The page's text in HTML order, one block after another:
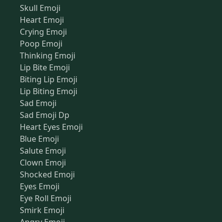
Skull Emoji
Heart Emoji
Crying Emoji
Poop Emoji
Thinking Emoji
Lip Bite Emoji
Biting Lip Emoji
Lip Biting Emoji
Sad Emoji
Sad Emoji Dp
Heart Eyes Emoji
Blue Emoji
Salute Emoji
Clown Emoji
Shocked Emoji
Eyes Emoji
Eye Roll Emoji
Smirk Emoji